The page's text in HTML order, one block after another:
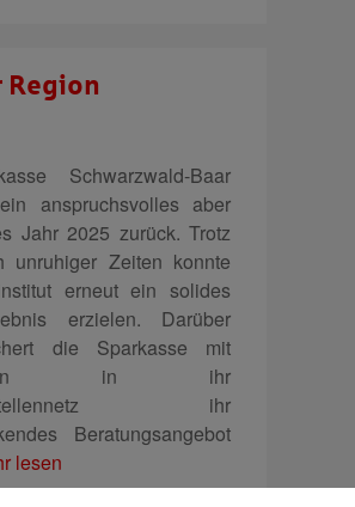
Schwarzwald-Baar
anspruchsvolles aber
Jahr 2025 zurück. Trotz
unruhiger Zeiten konnte
erneut ein solides
erzielen. Darüber
die Sparkasse mit
in ihr
ihr
Beratungsangebot
lesen